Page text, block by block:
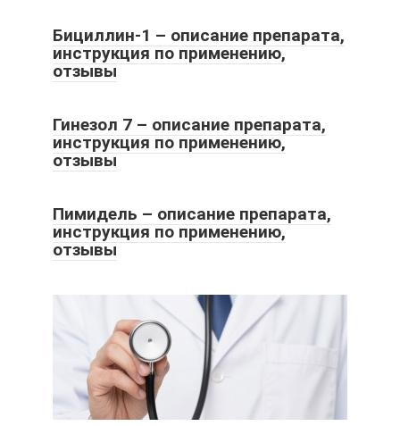
Бициллин-1 – описание препарата,
инструкция по применению,
отзывы
Гинезол 7 – описание препарата,
инструкция по применению,
отзывы
Пимидель – описание препарата,
инструкция по применению,
отзывы